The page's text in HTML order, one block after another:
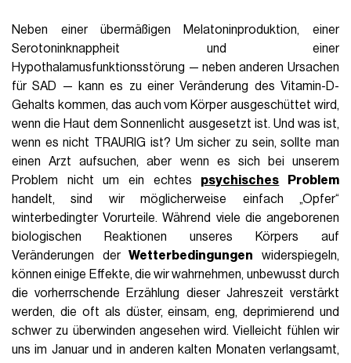
Neben einer übermäßigen Melatoninproduktion, einer
Serotoninknappheit und einer
Hypothalamusfunktionsstörung — neben anderen Ursachen
für SAD — kann es zu einer Veränderung des Vitamin-D-
Gehalts kommen, das auch vom Körper ausgeschüttet wird,
wenn die Haut dem Sonnenlicht ausgesetzt ist. Und was ist,
wenn es nicht TRAURIG ist? Um sicher zu sein, sollte man
einen Arzt aufsuchen, aber wenn es sich bei unserem
Problem nicht um ein echtes psychisches Problem
handelt, sind wir möglicherweise einfach „Opfer“
winterbedingter Vorurteile. Während viele die angeborenen
biologischen Reaktionen unseres Körpers auf
Veränderungen derWetterbedingungen widerspiegeln,
können einige Effekte, die wir wahrnehmen, unbewusst durch
die vorherrschende Erzählung dieser Jahreszeit verstärkt
werden, die oft als düster, einsam, eng, deprimierend und
schwer zu überwinden angesehen wird. Vielleicht fühlen wir
uns im Januar und in anderen kalten Monaten verlangsamt,